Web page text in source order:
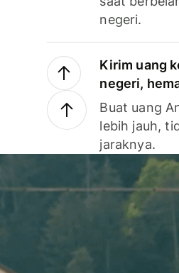
negeri.
Kirim uang
negeri,
Buat uang
lebih jauh,
jaraknya.